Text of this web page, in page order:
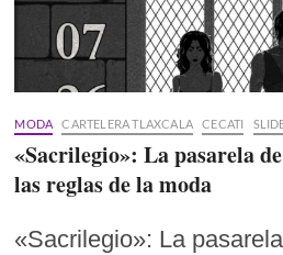
MODA CARTELERA TLAXCALA CECATI
«Sacrilegio»: La pasarela
las reglas de la moda
«Sacrilegio»: La